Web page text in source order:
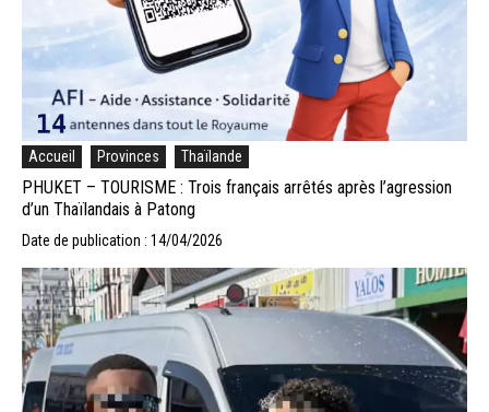
Accueil Provinces Thaïlande
PHUKET – TOURISME : Trois français arrêtés après l’agression
d’un Thaïlandais à Patong
Date de publication : 14/04/2026